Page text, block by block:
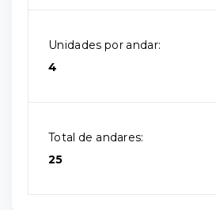
Unidades por andar:
4
Total de andares:
25